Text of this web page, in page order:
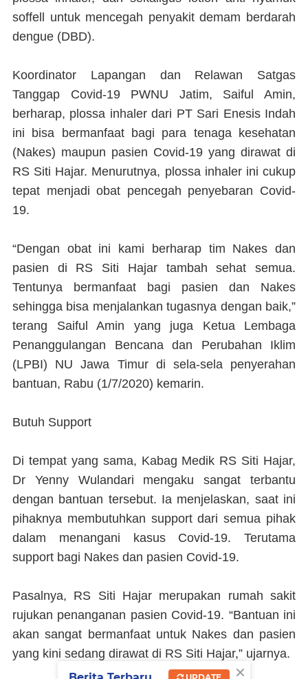
soffell untuk mencegah penyakit demam berdarah
dengue (DBD).
Koordinator Lapangan dan Relawan Satgas
Tanggap Covid-19 PWNU Jatim, Saiful Amin,
berharap, plossa inhaler dari PT Sari Enesis Indah
ini bisa bermanfaat bagi para tenaga kesehatan
(Nakes) maupun pasien Covid-19 yang dirawat di
RS Siti Hajar. Menurutnya, plossa inhaler ini cukup
tepat menjadi obat pencegah penyebaran Covid-
19.
“Dengan obat ini kami berharap tim Nakes dan
pasien di RS Siti Hajar tambah sehat semua.
Tentunya bermanfaat bagi pasien dan Nakes
sehingga bisa menjalankan tugasnya dengan baik,”
terang Saiful Amin yang juga Ketua Lembaga
Penanggulangan Bencana dan Perubahan Iklim
(LPBI) NU Jawa Timur di sela-sela penyerahan
bantuan, Rabu (1/7/2020) kemarin.
Butuh Support
Di tempat yang sama, Kabag Medik RS Siti Hajar,
Dr Yenny Wulandari mengaku sangat terbantu
dengan bantuan tersebut. Ia menjelaskan, saat ini
pihaknya membutuhkan support dari semua pihak
dalam menangani kasus Covid-19. Terutama
support bagi Nakes dan pasien Covid-19.
Pasalnya, RS Siti Hajar merupakan rumah sakit
rujukan penanganan pasien Covid-19. “Bantuan ini
akan sangat bermanfaat untuk Nakes dan pasien
yang kini sedang dirawat di RS Siti Hajar,” ujarnya.
×